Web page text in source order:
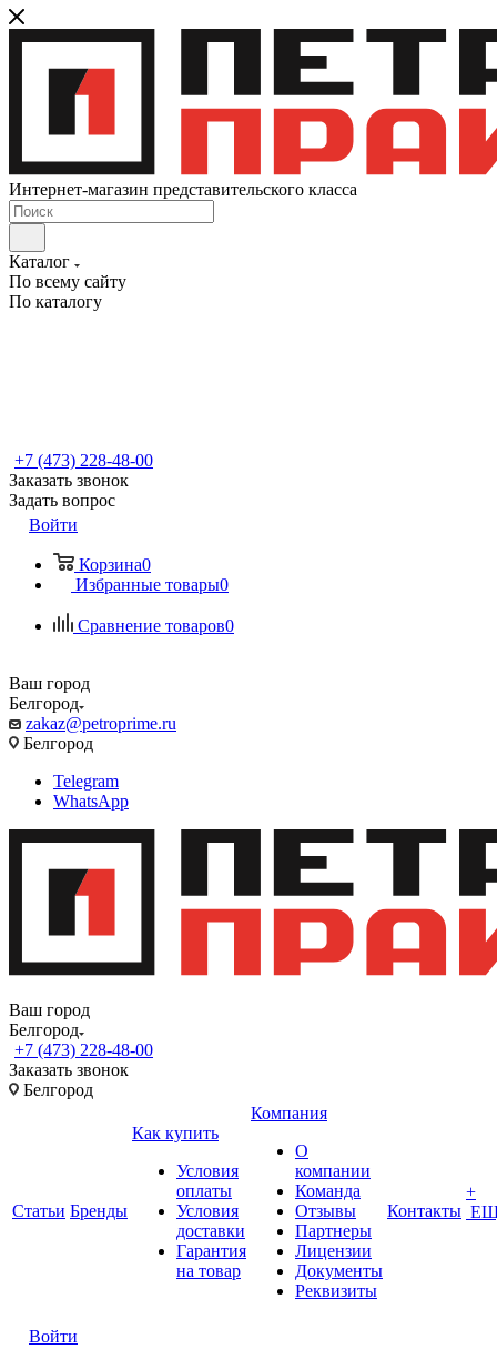
Интернет-магазин представительского класса
Каталог
По всему сайту
По каталогу
+7 (473) 228-48-00
Заказать звонок
Задать вопрос
Войти
Корзина0
Избранные товары0
Сравнение товаров0
Ваш город
Белгород
zakaz@petroprime.ru
Белгород
Telegram
WhatsApp
Ваш город
Белгород
+7 (473) 228-48-00
Заказать звонок
Белгород
Статьи Бренды
Как купить
Условия
оплаты
Условия
доставки
Гарантия
на товар
Компания
О
компании
Команда
Отзывы
Партнеры
Лицензии
Документы
Реквизиты
Контакты
+
Войти